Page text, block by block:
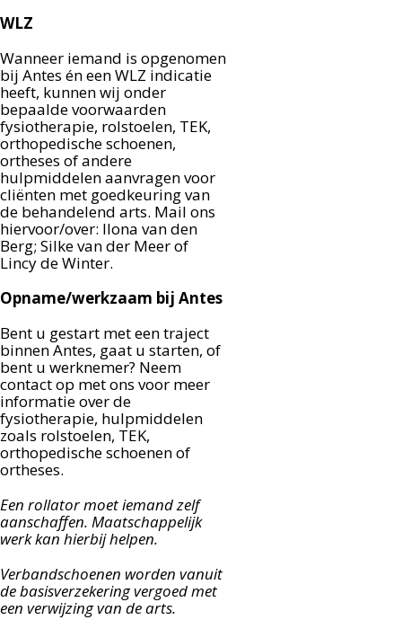
WLZ
Wanneer iemand is opgenomen
bij Antes én een WLZ indicatie
heeft, kunnen wij onder
bepaalde voorwaarden
fysiotherapie, rolstoelen, TEK,
orthopedische schoenen,
ortheses of andere
hulpmiddelen aanvragen voor
cliënten met goedkeuring van
de behandelend arts. Mail ons
hiervoor/over: Ilona van den
Berg; Silke van der Meer of
Lincy de Winter.
Opname/werkzaam bij Antes
Bent u gestart met een traject
binnen Antes, gaat u starten, of
bent u werknemer? Neem
contact op met ons voor meer
informatie over de
fysiotherapie, hulpmiddelen
zoals rolstoelen, TEK,
orthopedische schoenen of
ortheses.
Een rollator moet iemand zelf
aanschaffen. Maatschappelijk
werk kan hierbij helpen.
Verbandschoenen worden vanuit
de basisverzekering vergoed met
een verwijzing van de arts.